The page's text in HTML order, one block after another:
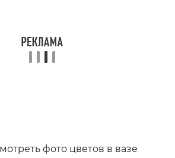
фото цветов в вазе